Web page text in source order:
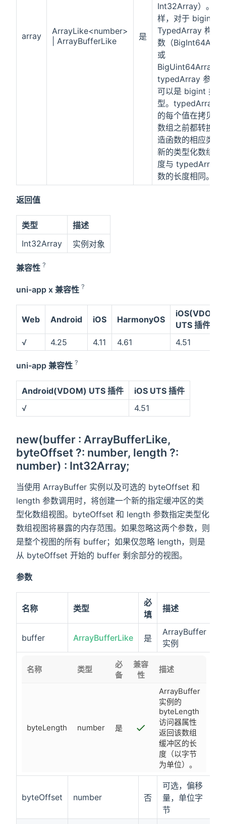
array
ArrayLike<number>
| ArrayBufferLike
是
Int32Array）。同
样，对于 bigint
TypedArray 构造
数（BigInt64Array
或
BigUint64Array）
typedArray 参数
可以是 bigint 类
型。typedArray
的每个值在拷贝到
数组之前都转换为
造函数的相应类型
新的类型化数组的
度与 typedArray
数的长度相同。
返回值
类型
描述
Int32Array
实例对象
兼容性 ?
uni-app x 兼容性 ?
Web Android iOS HarmonyOS
iOS(VDOM)
UTS 插件
√
4.25 4.11 4.61 4.51
uni-app 兼容性 ?
Android(VDOM) UTS 插件
iOS UTS 插件
√
4.51
new(buffer : ArrayBufferLike,
byteOffset ?: number, length ?:
number) : Int32Array;
当使用 ArrayBuffer 实例以及可选的 byteOffset 和
length 参数调用时，将创建一个新的指定缓冲区的类
型化数组视图。byteOffset 和 length 参数指定类型化
数组视图将暴露的内存范围。如果忽略这两个参数，则
是整个视图的所有 buffer；如果仅忽略 length，则是
从 byteOffset 开始的 buffer 剩余部分的视图。
参数
名称 类型
必
填
描述
buffer ArrayBufferLike 是
ArrayBuffer
实例
名称 类型
必
备
兼容
性
描述
byteLength number 是
ArrayBuffer
实例的
byteLength
访问器属性
返回该数组
缓冲区的长
度（以字节
为单位）。
byteOffset number 否
可选，偏移
量，单位字
节